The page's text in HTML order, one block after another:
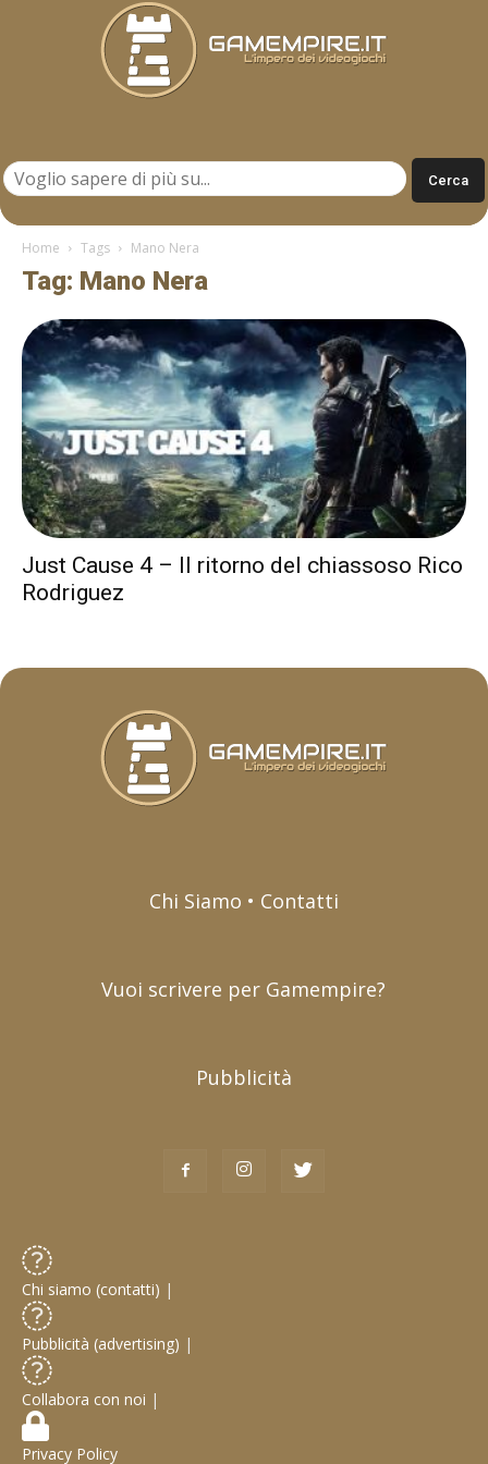
Home Tags Mano Nera
Tag: Mano Nera
Just Cause 4 – Il ritorno del chiassoso Rico
Rodriguez
Chi Siamo • Contatti
Vuoi scrivere per Gamempire?
Pubblicità
Chi siamo (contatti) |
Pubblicità (advertising) |
Collabora con noi |
Privacy Policy